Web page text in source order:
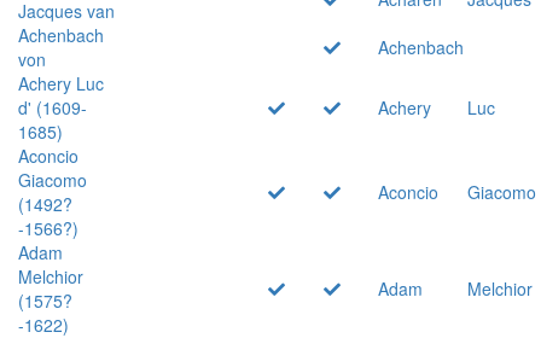
Jacques van
Achenbach
von
Achenbach
Achery Luc
d' (1609-
1685)
Achery
Luc
Aconcio
Giacomo
(1492?
-1566?)
Aconcio Giacomo
Adam
Melchior
(1575?
-1622)
Adam Melchior